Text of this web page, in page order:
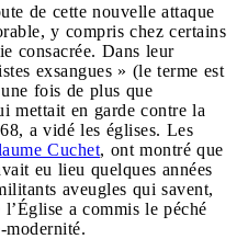
de cette nouvelle attaque
y compris chez certains
consacrée. Dans leur
exsangues » (le terme est
fois de plus que
mettait en garde contre la
a vidé les églises. Les
Cuchet, ont montré que
eu lieu quelques années
aveugles qui savent,
a commis le péché
modernité.